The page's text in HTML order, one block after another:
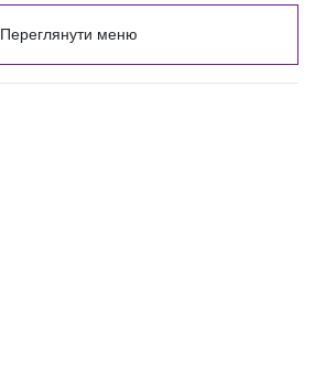
Переглянути меню